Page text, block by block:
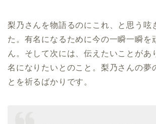
梨乃さんを物語るのにこれ、と思う呟
た。有名になるために今の一瞬一瞬を
ん。そして次には、伝えたいことがあ
名になりたいとのこと。梨乃さんの夢
とを祈るばかりです。